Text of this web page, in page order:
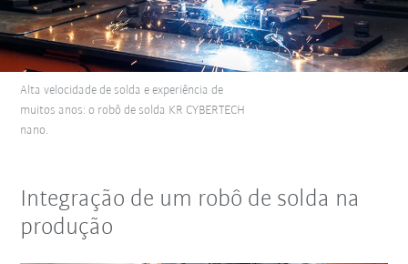
Alta velocidade de solda e experiência de
muitos anos: o robô de solda KR CYBERTECH
nano.
Integração de um robô de solda na
produção